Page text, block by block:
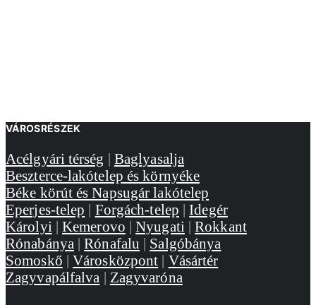
VÁROSRÉSZEK
Acélgyári térség | Baglyasalja
Beszterce-lakótelep és környéke
Béke körút és Napsugár lakótelep
Eperjes-telep | Forgách-telep |Idegér
Károlyi |Kemerovo |Nyugati |Rokkant
Rónabánya |Rónafalu | Salgóbánya
Somoskő |Városközpont | Vásártér
Zagyvapálfalva | Zagyvaróna